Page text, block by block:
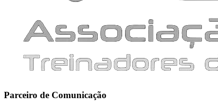
Parceiro de Comunicação